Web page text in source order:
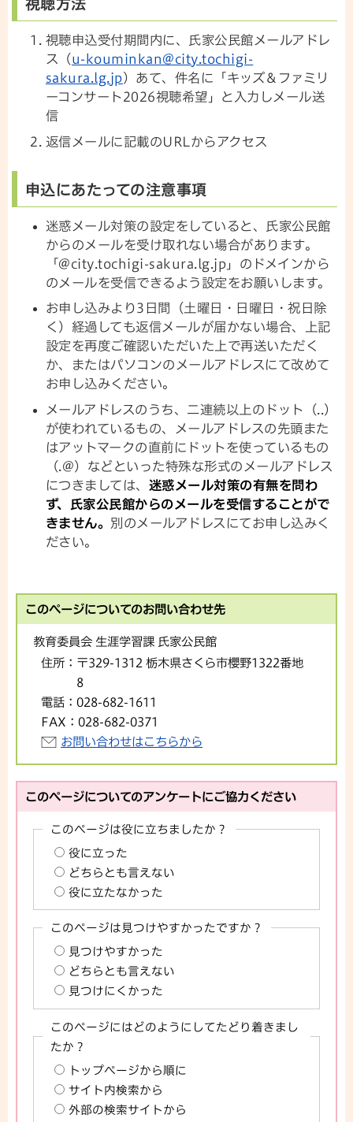
視聴方法
視聴申込受付期間内に、氏家公民館メールアドレ
ス（ u-kouminkan@city.tochigi-
sakura.lg.jp）あて、件名に「キッズ＆ファミリ
ーコンサート2026視聴希望」と入力しメール送
信
返信メールに記載のURLからアクセス
申込にあたっての注意事項
迷惑メール対策の設定をしていると、氏家公民館
からのメールを受け取れない場合があります。
「@city.tochigi-sakura.lg.jp」のドメインから
のメールを受信できるよう設定をお願いします。
お申し込みより3日間（土曜日・日曜日・祝日除
く）経過しても返信メールが届かない場合、上記
設定を再度ご確認いただいた上で再送いただく
か、またはパソコンのメールアドレスにて改めて
お申し込みください。
メールアドレスのうち、二連続以上のドット（..）
が使われているもの、メールアドレスの先頭また
はアットマークの直前にドットを使っているもの
（.@）などといった特殊な形式のメールアドレス
につきましては、 迷惑メール対策の有無を問わ
ず、氏家公民館からのメールを受信することがで
きません。 別のメールアドレスにてお申し込みく
ださい。
このページについてのお問い合わせ先
教育委員会 生涯学習課 氏家公民館
住所： 〒329-1312 栃木県さくら市櫻野1322番地
8
電話： 028-682-1611
FAX： 028-682-0371
お問い合わせはこちらから
このページについてのアンケートにご協力ください
このページは役に立ちましたか？
役に立った
どちらとも言えない
役に立たなかった
このページは見つけやすかったですか？
見つけやすかった
どちらとも言えない
見つけにくかった
このページにはどのようにしてたどり着きまし
たか？
トップページから順に
サイト内検索から
外部の検索サイトから